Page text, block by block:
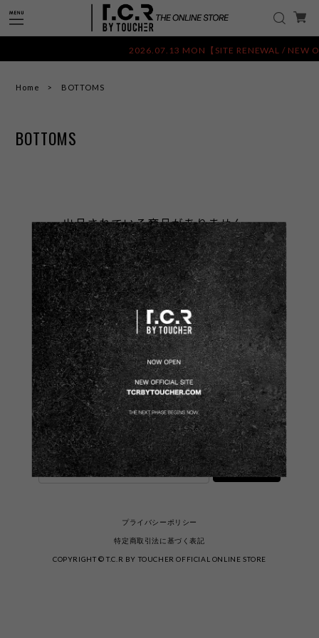
2026.07.13 MON【SITE RENEWAL / NEW
Home BOTTOMS
BOTTOMS
出品されている商品がありません。
メールマガジンを受け取る
新商品やキャンペーンなどの最新情報をお届けいたし
ます。
登録
プライバシーポリシー
特定商取引法に基づく表記
COPYRIGHT © T.C.R BY TOUCHER OFFICIAL ONLINE STORE